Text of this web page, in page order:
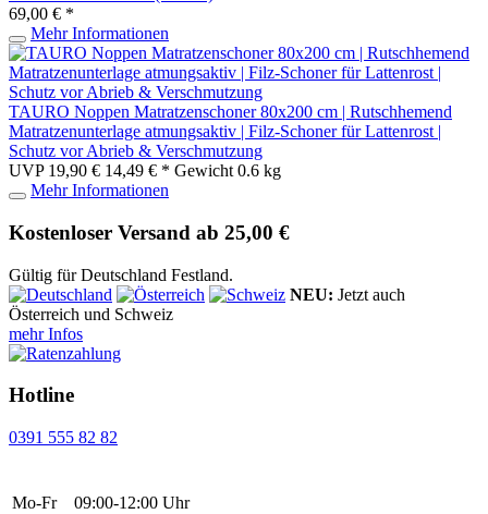
69,00 € *
Mehr Informationen
TAURO Noppen Matratzenschoner 80x200 cm | Rutschhemend
Matratzenunterlage atmungsaktiv | Filz-Schoner für Lattenrost |
Schutz vor Abrieb & Verschmutzung
UVP 19,90 € 14,49 € * Gewicht 0.6 kg
Mehr Informationen
Kostenloser Versand ab 25,00 €
Gültig für Deutschland Festland.
NEU: Jetzt auch
Österreich und Schweiz
mehr Infos
Hotline
0391 555 82 82
Mo-Fr 09:00-12:00 Uhr